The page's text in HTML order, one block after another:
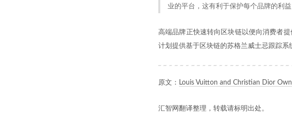
业的平台，这有利于保护每个品牌的利益
高端品牌正快速转向区块链以便向消费者
计划提供基于区块链的苏格兰威士忌跟踪系
原文： Louis Vuitton and Christian Dior
汇智网翻译整理，转载请标明出处。